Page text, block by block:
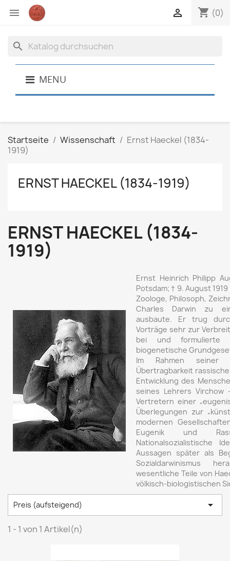
 shopping_cart (0)

search
MENU
Startseite Wissenschaft
Ernst Haeckel (1834-
1919)
ERNST HAECKEL (1834-1919)
ERNST HAECKEL (1834-
1919)
Ernst Heinrich Philipp
Potsdam; † 9. August
Zoologe, Philosoph,
Charles Darwin zu
ausbaute. Er trug
Vorträge sehr zur
bei und formulierte
biogenetische
Im Rahmen seiner
Übertragbarkeit
Entwicklung des
seines Lehrers Virchow
Vertretern einer
Überlegungen zur
modernen
Eugenik und
Nationalsozialistische
Aussagen später als
Sozialdarwinismus
wesentliche Teile von
völkisch-biologistischen
Preis (aufsteigend) 
1 - 1 von 1 Artikel(n)